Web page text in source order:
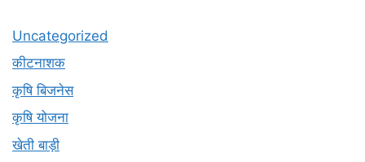
Uncategorized
कीटनाशक
कृषि बिजनेस
कृषि योजना
खेती बाड़ी